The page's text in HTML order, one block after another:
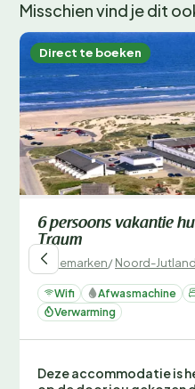
Misschien vind je dit
Direct te boeken
6 persoons vakantie
Traum
Denemarken/Noord-Jutland
Wifi Afwasmachine
Verwarming
Deze accommodatie is